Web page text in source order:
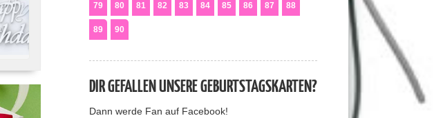
79 80 81 82 83 84 85 86 87 88
89 90
DIR GEFALLEN UNSERE GEBURTSTAGSKARTEN?
Dann werde Fan auf Facebook!